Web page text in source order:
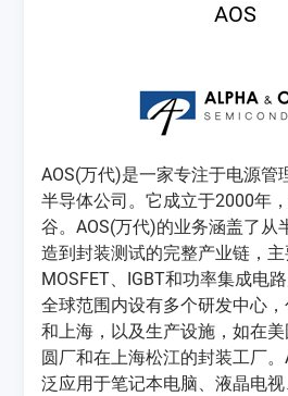
AOS
‌AOS(万代)‌是一家专注于电源管
半导体公司。它成立于2000年
谷。AOS(万代)的业务涵盖了从
造到封装测试的完整产业链，
MOSFET、IGBT和功率集成电
全球范围内设有多个研发中心
和上海，以及生产设施，如在
圆厂和在上海松江的封装工厂
泛应用于笔记本电脑、液晶电